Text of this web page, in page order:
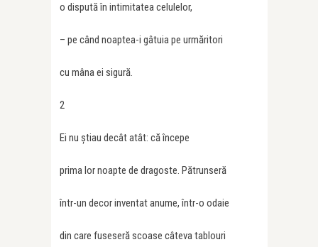
o dispută în intimitatea celulelor,
– pe când noaptea-i gâtuia pe urmăritori
cu mâna ei sigură.
2
Ei nu știau decât atât: că începe
prima lor noapte de dragoste. Pătrunseră
într-un decor inventat anume, într-o odaie
din care fuseseră scoase câteva tablouri